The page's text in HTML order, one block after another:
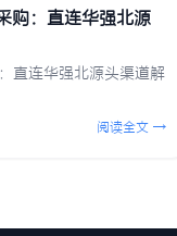
购：直连华强北源
直连华强北源头渠道解
阅读全文 →